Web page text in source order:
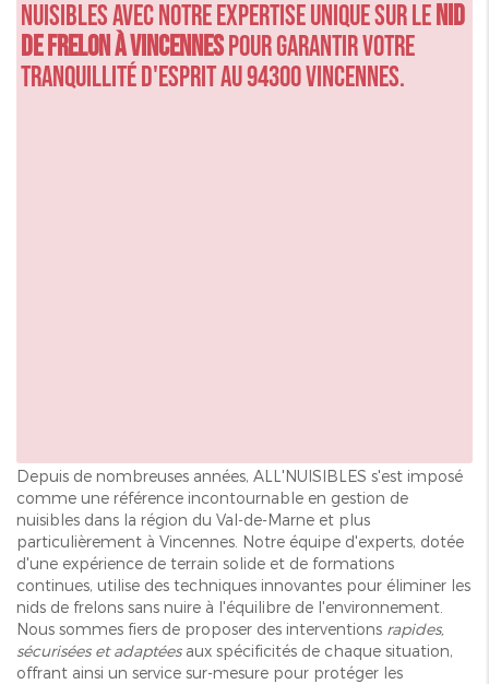
nuisibles avec notre expertise unique sur lenid
de frelon à Vincennespour garantir votre
tranquillité d'esprit au 94300 Vincennes.
Depuis de nombreuses années, ALL'NUISIBLES s'est imposé
comme une référence incontournable en gestion de
nuisibles dans la région du Val-de-Marne et plus
particulièrement à Vincennes. Notre équipe d'experts, dotée
d'une expérience de terrain solide et de formations
continues, utilise des techniques innovantes pour éliminer les
nids de frelons sans nuire à l'équilibre de l'environnement.
Nous sommes fiers de proposer des interventions rapides,
sécurisées et adaptéesaux spécificités de chaque situation,
offrant ainsi un service sur-mesure pour protéger les